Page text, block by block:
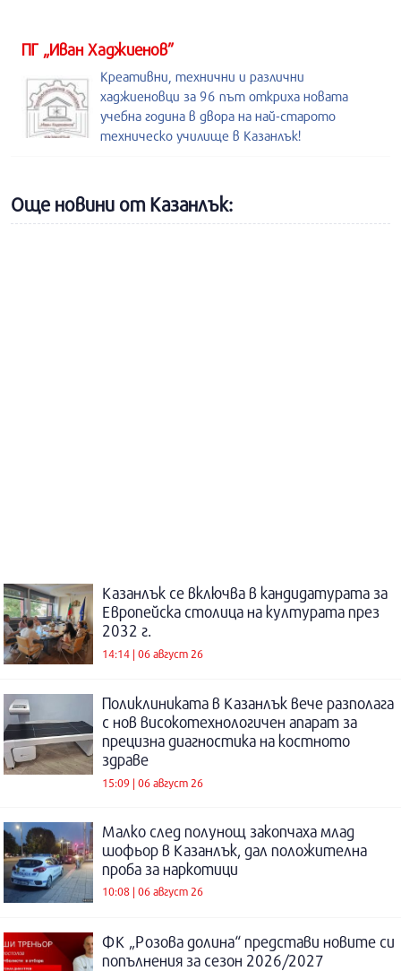
ПГ „Иван Хаджиенов”
Креативни, технични и различни
хаджиеновци за 96 път откриха новата
учебна година в двора на най-старото
техническо училище в Казанлък!
Още новини от Казанлък:
Казанлък се включва в кандидатурата за
Европейска столица на културата през
2032 г.
14:14 | 06 август 26
Поликлиниката в Казанлък вече разполага
с нов високотехнологичен апарат за
прецизна диагностика на костното
здраве
15:09 | 06 август 26
Малко след полунощ закопчаха млад
шофьор в Казанлък, дал положителна
проба за наркотици
10:08 | 06 август 26
ФК „Розова долина“ представи новите си
попълнения за сезон 2026/2027